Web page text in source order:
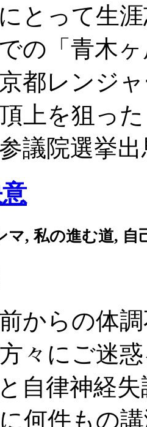
とって生
の「青木
都レンジ
上を狙っ
議院選挙
マ, 私の進む道, 自
からの体
々にご迷
自律神経
何件もの